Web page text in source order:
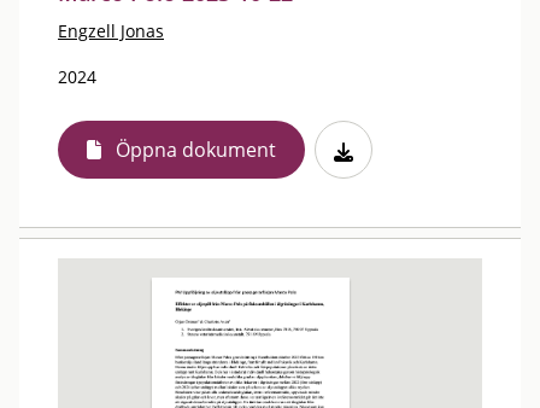
Engzell Jonas
2024
Öppna dokument